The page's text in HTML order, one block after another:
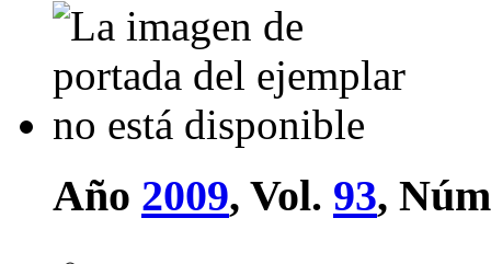
Año 2009, Vol. 93,